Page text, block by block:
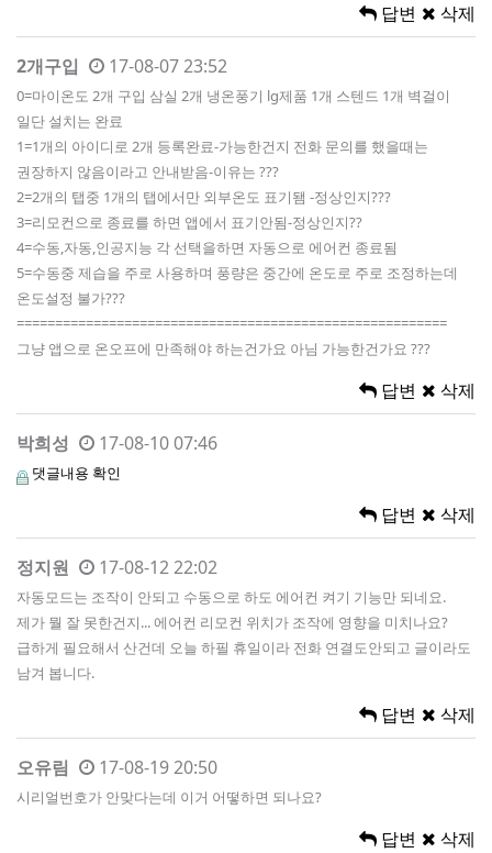
답변 삭제
2개구입 17-08-07 23:52
0=마이온도 2개 구입 삼실 2개 냉온풍기 lg제품 1개 스텐드 1개 벽걸이
일단 설치는 완료
1=1개의 아이디로 2개 등록완료-가능한건지 전화 문의를 했을때는
권장하지 않음이라고 안내받음-이유는 ???
2=2개의 탭중 1개의 탭에서만 외부온도 표기됌 -정상인지???
3=리모컨으로 종료를 하면 앱에서 표기안됨-정상인지??
4=수동,자동,인공지능 각 선택을하면 자동으로 에어컨 종료됨
5=수동중 제습을 주로 사용하며 풍량은 중간에 온도로 주로 조정하는데
온도설정 불가???
========================================================
그냥 앱으로 온오프에 만족해야 하는건가요 아님 가능한건가요 ???
답변 삭제
박희성 17-08-10 07:46
댓글내용 확인
답변 삭제
정지원 17-08-12 22:02
자동모드는 조작이 안되고 수동으로 하도 에어컨 켜기 기능만 되네요.
제가 뭘 잘 못한건지... 에어컨 리모컨 위치가 조작에 영향을 미치나요?
급하게 필요해서 산건데 오늘 하필 휴일이라 전화 연결도안되고 글이라도
남겨 봅니다.
답변 삭제
오유림 17-08-19 20:50
시리얼번호가 안맞다는데 이거 어떻하면 되나요?
답변 삭제